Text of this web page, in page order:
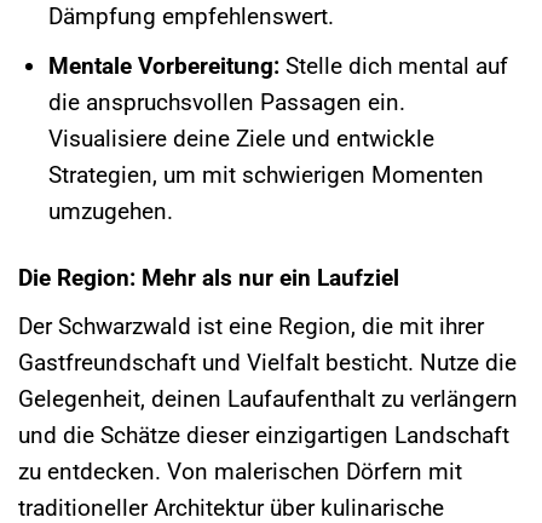
Dämpfung empfehlenswert.
Mentale Vorbereitung:Stelle dich mental auf
die anspruchsvollen Passagen ein.
Visualisiere deine Ziele und entwickle
Strategien, um mit schwierigen Momenten
umzugehen.
Die Region: Mehr als nur ein Laufziel
Der Schwarzwald ist eine Region, die mit ihrer
Gastfreundschaft und Vielfalt besticht. Nutze die
Gelegenheit, deinen Laufaufenthalt zu verlängern
und die Schätze dieser einzigartigen Landschaft
zu entdecken. Von malerischen Dörfern mit
traditioneller Architektur über kulinarische